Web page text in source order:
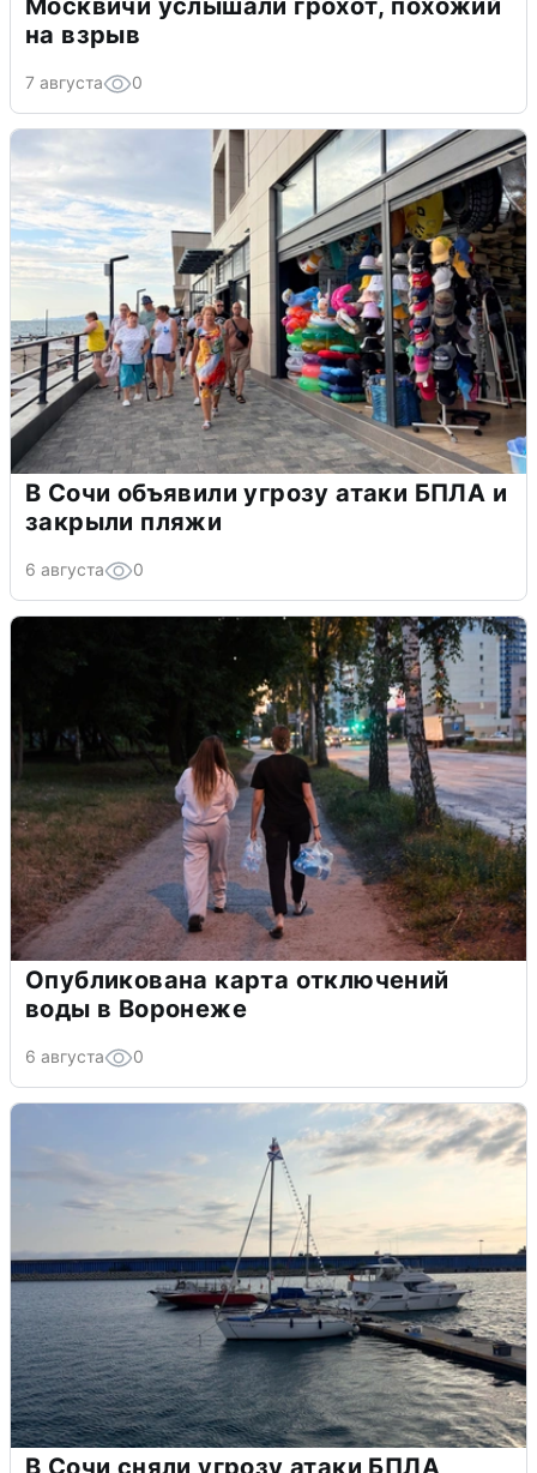
Москвичи услышали грохот, похожий
на взрыв
7 августа 0
В Сочи объявили угрозу атаки БПЛА и
закрыли пляжи
6 августа 0
Опубликована карта отключений
воды в Воронеже
6 августа 0
В Сочи сняли угрозу атаки БПЛА,